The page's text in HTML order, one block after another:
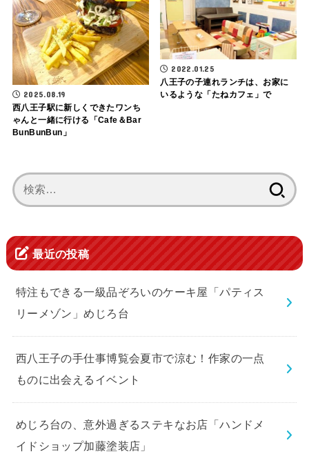
2025.08.19
西八王子駅に新しくできたワンち
ゃんと一緒に行ける「Cafe＆Bar
BunBunBun」
2022.01.25
八王子の子連れランチは、お家に
いるような「たねカフェ」で
索:
最近の投稿
特注もできる一級品ぞろいのケーキ屋「パティス
リーメゾン」めじろ台
西八王子の手仕事博覧会夏市で涼む！作家の一点
ものに出会えるイベント
めじろ台の、意外過ぎるステキなお店「ハンドメ
イドショップ加藤塗装店」